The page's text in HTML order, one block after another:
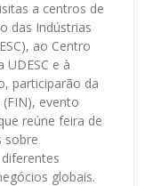
a centros de
das Indústrias
ao Centro
UDESC e à
participarão da
evento
reúne feira de
sobre
globais.